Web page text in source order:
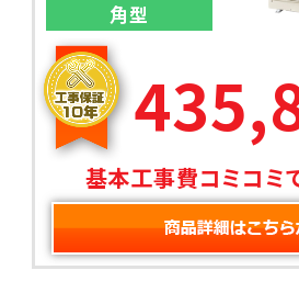
角型
基本工事費コミコミ